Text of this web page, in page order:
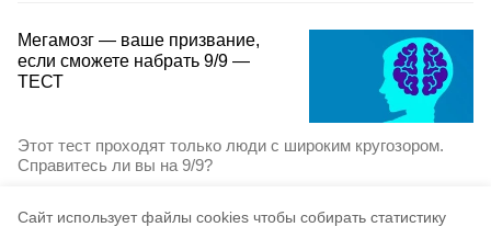
Cайт использует файлы cookies чтобы собирать статистику
Мегамозг — ваше призвание,
если сможете набрать 9/9 —
ТЕСТ
Этот тест проходят только люди с широким кругозором.
Справитесь ли вы на 9/9?